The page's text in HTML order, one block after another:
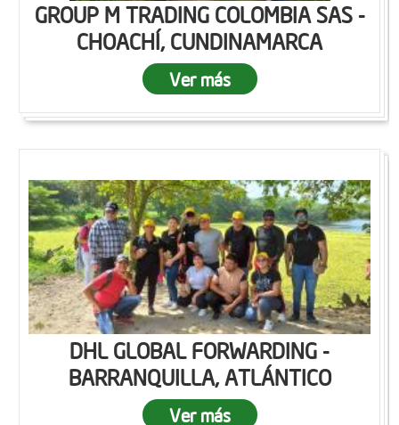
GROUP M TRADING COLOMBIA SAS -
CHOACHÍ, CUNDINAMARCA
Ver más
DHL GLOBAL FORWARDING -
BARRANQUILLA, ATLÁNTICO
Ver más